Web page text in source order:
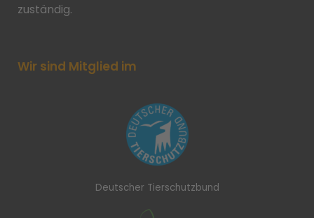
zuständig.
Wir sind Mitglied im
Deutscher Tierschutzbund